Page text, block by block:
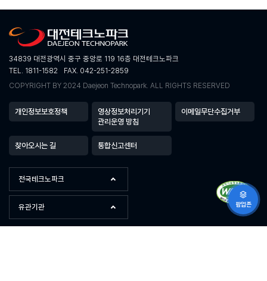
34839 대전광역시 중구 중앙로 119 16층 대전테크노파크
TEL. 1811-1582
FAX. 042-251-2859
COPYRIGHT BY 2024 Daejeon Technopark. ALL RIGHTS RESERVED
전국테크노파크
유관기관
개인정보보호정책
영상정보처리기기
관리운영 방침
이메일무단수집거부
찾아오시는 길 통합신고센터
팝업존